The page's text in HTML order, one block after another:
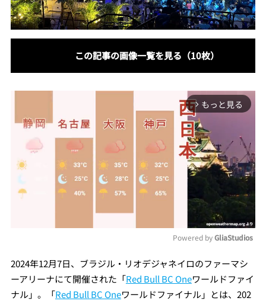
この記事の画像一覧を見る（10枚）
arrow_forward_ios もっと見る
Mute
Powered by GliaStudios
2024年12月7日、ブラジル・リオデジャネイロのファーマシ
ーアリーナにて開催された「Red Bull BC Oneワールドファイ
ナル」。「Red Bull BC Oneワールドファイナル」とは、202